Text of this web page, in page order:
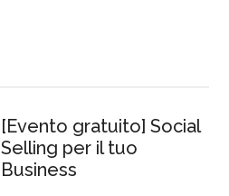
[Evento gratuito] Social
Selling per il tuo
Business